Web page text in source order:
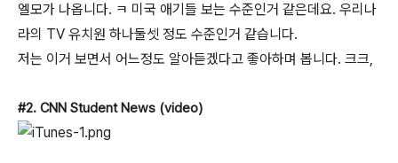
엘모가 나옵니다. ㅋ 미국 애기들 보는 수준인거 같은데요. 우리나
라의 TV 유치원 하나둘셋 정도 수준인거 같습니다.
저는 이거 보면서 어느정도 알아듣겠다고 좋아하며 봅니다. 크크,
#2. CNN Student News (video)